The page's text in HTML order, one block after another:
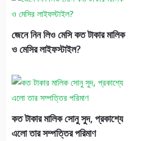
জেনে নিন লিও মেসি কত টাকার মালিক
ও মেসির লাইফস্টাইল?
কত টাকার মালিক সোনু সুদ, প্রকাশ্যে
এলো তার সম্পত্তির পরিমাণ